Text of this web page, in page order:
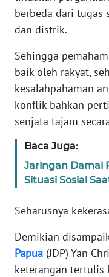
berbeda dari tugas
dan distrik.
Sehingga
baik oleh rakyat,
kesalahpahaman
konflik bahkan
senjata tajam
Baca Juga:
Jaringan Damai
Situasi Sosial
Seharusnya
Demikian
Papua (JDP) Yan
keterangan tertulis
WN
WN
BANTEN
WN
NTT
WN
WN
PAPUA
BARAT